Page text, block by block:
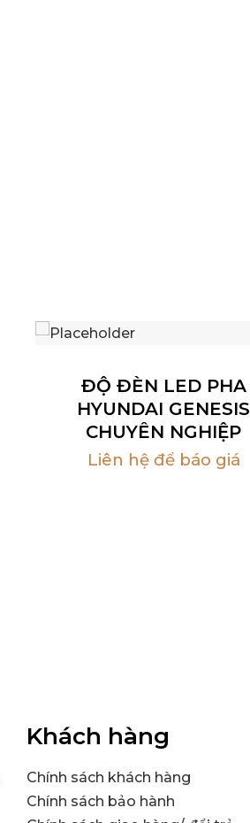
ĐỘ ĐÈN LED PHA
HYUNDAI GENESIS
CHUYÊN NGHIỆP
Liên hệ để báo giá
Khách hàng
Chính sách khách hàng
Chính sách bảo hành